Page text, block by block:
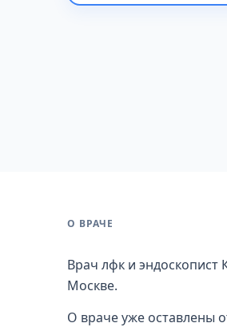
О ВРАЧЕ
Врач лфк и эндоскопист
Москве.
О враче уже оставлены